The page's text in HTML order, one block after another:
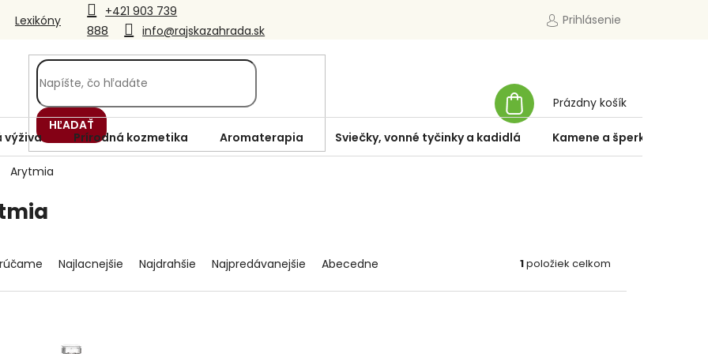
+421 903 739
888
info@rajskazahrada.sk
Lexikóny Prihlásenie
HĽADAŤ
KOŠÍK
Prázdny košík
výživa Prírodná kozmetika Aromaterapia Sviečky, vonné tyčinky a kadidlá Kamene a šperky
Arytmia
Najlacnejšie Najdrahšie Najpredávanejšie Abecedne 1položiek celkom